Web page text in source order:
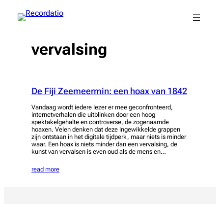
naar
vervalsing
De Fiji Zeemeermin: een hoax van 1842
Vandaag wordt iedere lezer er mee geconfronteerd,
internetverhalen die uitblinken door een hoog
spektakelgehalte en controverse, de zogenaamde
hoaxen. Velen denken dat deze ingewikkelde grappen
zijn ontstaan in het digitale tijdperk, maar niets is minder
waar. Een hoax is niets minder dan een vervalsing, de
kunst van vervalsen is even oud als de mens en…
read more